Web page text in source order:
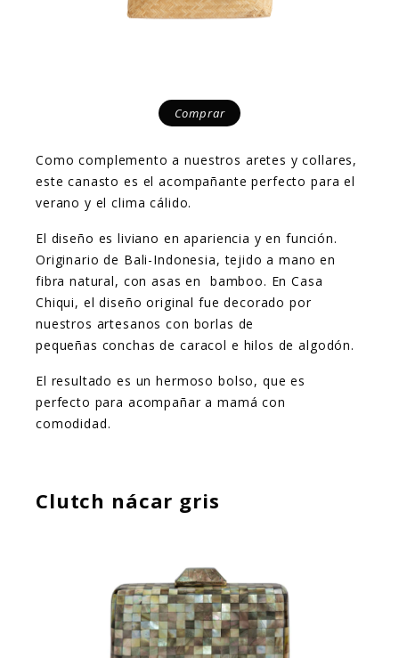
Comprar
Como complemento a nuestros aretes y collares,
este canasto es el acompañante perfecto para el
verano y el clima cálido.
El diseño es liviano en apariencia y en función.
Originario de Bali-Indonesia, tejido a mano en
fibra natural, con asas en bamboo. En Casa
Chiqui, el diseño original fue decorado por
nuestros artesanos con borlas de
pequeñas conchas de caracol e hilos de algodón.
El resultado es un hermoso bolso, que es
perfecto para acompañar a mamá con
comodidad.
Clutch nácar gris